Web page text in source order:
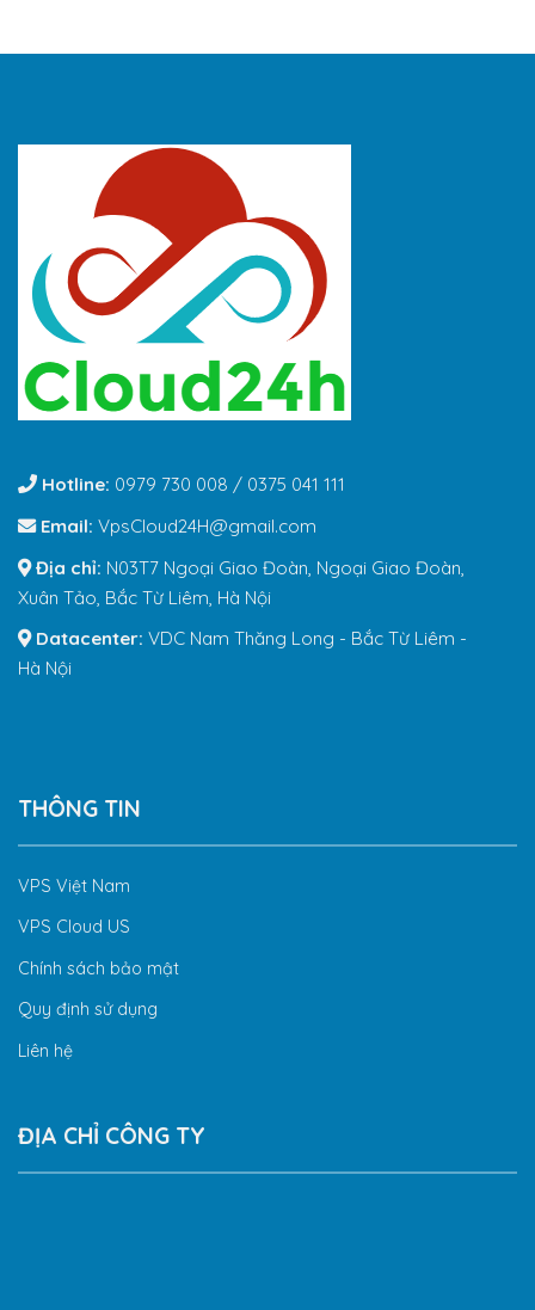
Hotline: 0979 730 008 / 0375 041 111
Email: VpsCloud24H@gmail.com
Địa chỉ: N03T7 Ngoại Giao Đoàn, Ngoại Giao Đoàn,
Xuân Tảo, Bắc Từ Liêm, Hà Nội
Datacenter: VDC Nam Thăng Long - Bắc Từ Liêm -
Hà Nội
THÔNG TIN
VPS Việt Nam
VPS Cloud US
Chính sách bảo mật
Quy định sử dụng
Liên hệ
ĐỊA CHỈ CÔNG TY